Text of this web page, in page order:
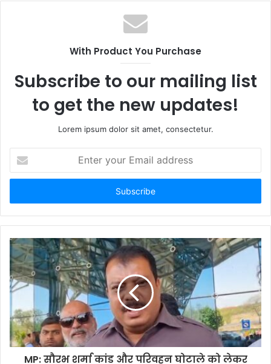
With Product You Purchase
Subscribe to our mailing list
to get the new updates!
Lorem ipsum dolor sit amet, consectetur.
your
Email
MP: सौरभ शर्मा कांड और परिवहन घोटाले को लेकर